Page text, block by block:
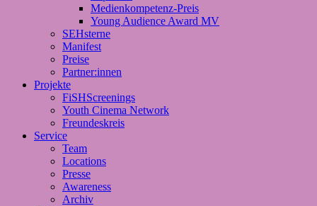
Medienkompetenz-Preis
Young Audience Award MV
SEHsterne
Manifest
Preise
Partner:innen
Projekte
FiSHScreenings
Youth Cinema Network
Freundeskreis
Service
Team
Locations
Presse
Awareness
Archiv